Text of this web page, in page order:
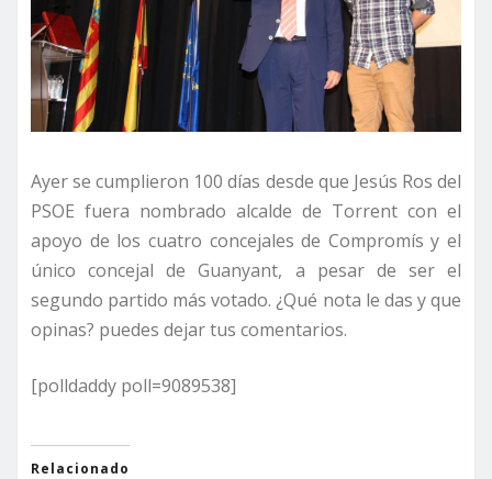
Ayer se cumplieron 100 días desde que Jesús Ros del
PSOE fuera nombrado alcalde de Torrent con el
apoyo de los cuatro concejales de Compromís y el
único concejal de Guanyant, a pesar de ser el
segundo partido más votado. ¿Qué nota le das y que
opinas? puedes dejar tus comentarios.
[polldaddy poll=9089538]
Relacionado